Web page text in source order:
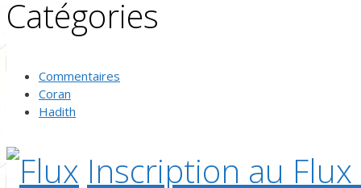
Catégories
Commentaires
Coran
Hadith
Inscription au Flux